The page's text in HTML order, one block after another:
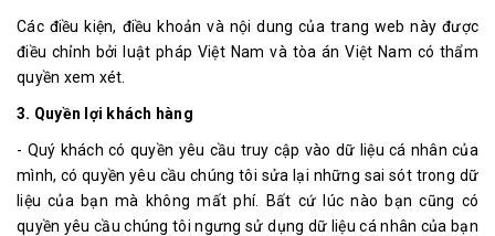
Các điều kiện, điều khoản và nội dung của trang web này được
điều chỉnh bởi luật pháp Việt Nam và tòa án Việt Nam có thẩm
quyền xem xét.
3. Quyền lợi khách hàng
- Quý khách có quyền yêu cầu truy cập vào dữ liệu cá nhân của
mình, có quyền yêu cầu chúng tôi sửa lại những sai sót trong dữ
liệu của bạn mà không mất phí. Bất cứ lúc nào bạn cũng có
quyền yêu cầu chúng tôi ngưng sử dụng dữ liệu cá nhân của bạn